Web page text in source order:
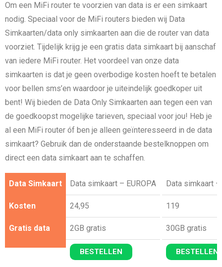
Om een MiFi router te voorzien van data is er een simkaart
nodig. Speciaal voor de MiFi routers bieden wij Data
Simkaarten/data only simkaarten aan die de router van data
voorziet. Tijdelijk krijg je een gratis data simkaart bij aanschaf
van iedere MiFi router. Het voordeel van onze data
simkaarten is dat je geen overbodige kosten hoeft te betalen
voor bellen sms’en waardoor je uiteindelijk goedkoper uit
bent! Wij bieden de Data Only Simkaarten aan tegen een van
de goedkoopst mogelijke tarieven, speciaal voor jou! Heb je
al een MiFi router óf ben je alleen geïnteresseerd in de data
simkaart? Gebruik dan de onderstaande bestelknoppen om
direct een data simkaart aan te schaffen.
Data Simkaart
Kosten
Gratis data
Data simkaart – EUROPA
24,95
2GB gratis
BESTELLEN
Data simkaart
119
30GB gratis
BESTELLEN